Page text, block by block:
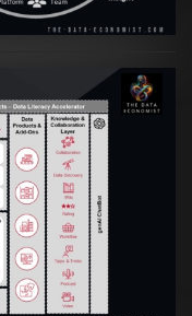
Die
Human